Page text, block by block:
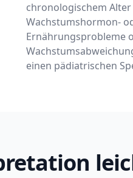
chronologischem
Wachstumshormon-
Ernährungsprobleme
einen pädiatrischen